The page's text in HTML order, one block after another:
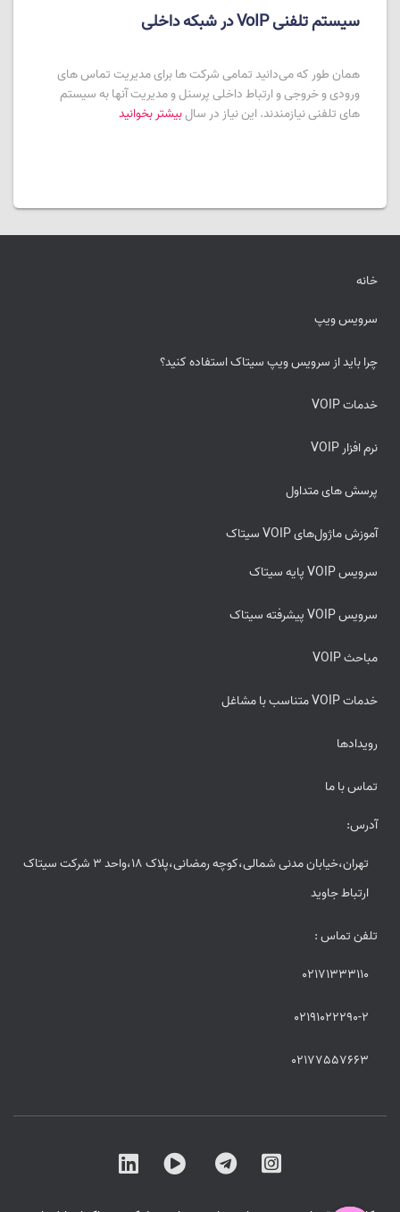
سیستم تلفنی VoIP در شبکه داخلی
همان طور که می‌دانید تمامی شرکت ها برای مدیریت تماس های
ورودی و خروجی و ارتباط داخلی پرسنل و مدیریت آنها به سیستم
های تلفنی نیازمندند. این نیاز در سالبیشتر بخوانید
خانه
سرویس ویپ
چرا باید از سرویس ویپ سیتاک استفاده کنید؟
خدمات VOIP
نرم افزار VOIP
پرسش های متداول
آموزش ماژول‌های VOIP سیتاک
سرویس VOIP پایه سیتاک
سرویس VOIP پیشرفته سیتاک
مباحث VOIP
خدمات VOIP متناسب با مشاغل
رویدادها
تماس با ما
آدرس:
تهران،خیابان مدنی شمالی،کوچه رمضانی،پلاک 18،واحد 3 شرکت سیتاک
ارتباط جاوید
تلفن تماس :
02171333110
02191022290-2
02177557663